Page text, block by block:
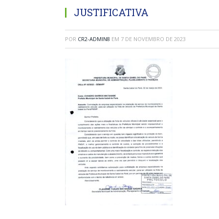
JUSTIFICATIVA
POR CR2-ADMIN8 EM 7 DE NOVEMBRO DE 2023